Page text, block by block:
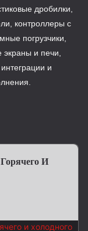
дробилки,
контроллеры с
погрузчики,
и печи,
и
И